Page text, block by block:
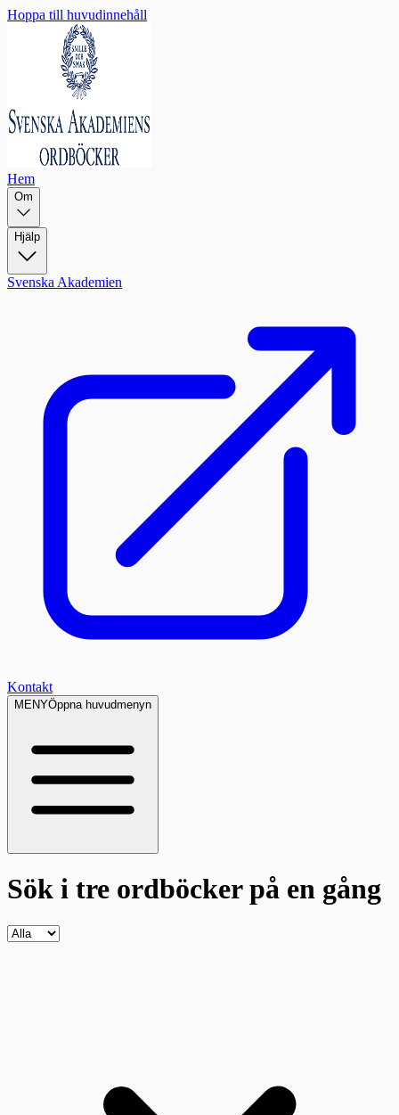
Hoppa till huvudinnehåll
Hem
Om
Hjälp
Svenska Akademien
Kontakt
MENYÖppna huvudmenyn
Sök i tre ordböckerpå en gång